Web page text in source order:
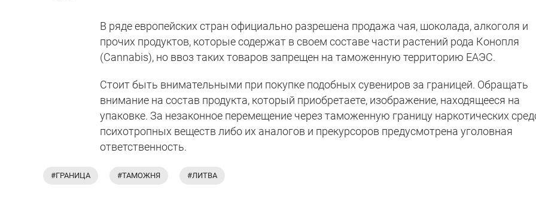
В ряде европейских стран официально разрешена продажа чая, шоколада, алкоголя и
прочих продуктов, которые содержат в своем составе части растений рода Конопля
(Cannabis), но ввоз таких товаров запрещен на таможенную территорию ЕАЭС.
Стоит быть внимательными при покупке подобных сувениров за границей. Обращать
внимание на состав продукта, который приобретаете, изображение, находящееся на
упаковке. За незаконное перемещение через таможенную границу наркотических
психотропных веществ либо их аналогов и прекурсоров предусмотрена уголовная
ответственность.
#ГРАНИЦА #ТАМОЖНЯ #ЛИТВА